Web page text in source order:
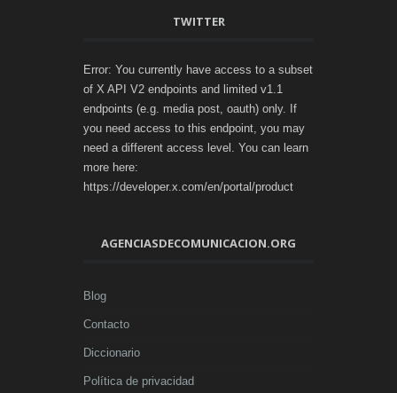
TWITTER
Error: You currently have access to a subset
of X API V2 endpoints and limited v1.1
endpoints (e.g. media post, oauth) only. If
you need access to this endpoint, you may
need a different access level. You can learn
more here:
https://developer.x.com/en/portal/product
AGENCIASDECOMUNICACION.ORG
Blog
Contacto
Diccionario
Política de privacidad